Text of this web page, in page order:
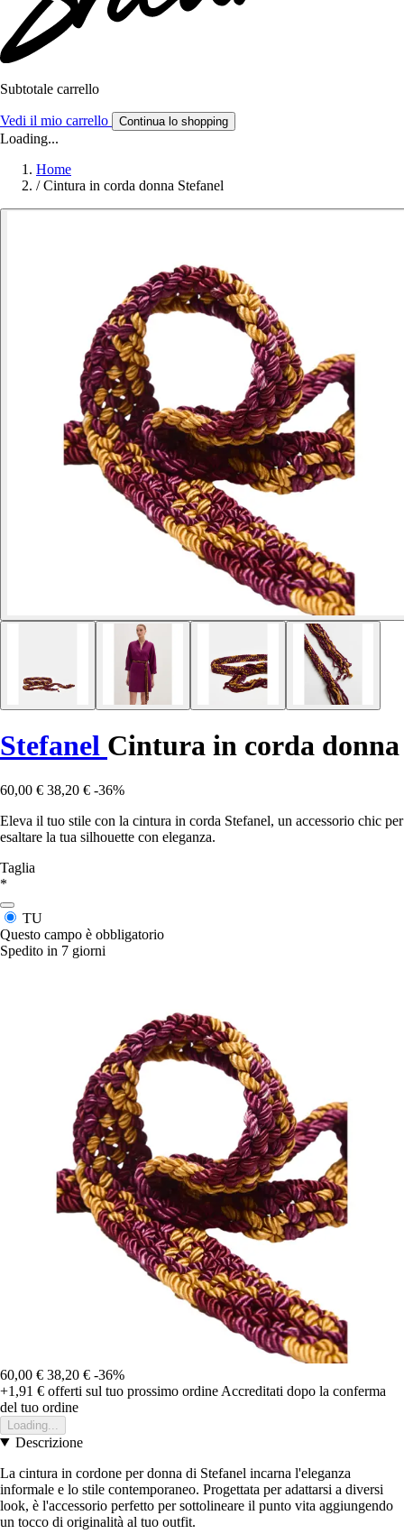
Subtotale carrello
Vedi il mio carrello Continua lo shopping
Loading...
Home
/ Cintura in corda donna Stefanel
Stefanel Cintura in corda donna
60,00 € 38,20 € -36%
Eleva il tuo stile con la cintura in corda Stefanel, un accessorio chic per
esaltare la tua silhouette con eleganza.
Taglia
*
TU
Questo campo è obbligatorio
Spedito in 7 giorni
60,00 € 38,20 € -36%
+1,91 € offerti sul tuo prossimo ordine Accreditati dopo la conferma
del tuo ordine
Loading...
Descrizione
La cintura in cordone per donna di Stefanel incarna l'eleganza
informale e lo stile contemporaneo. Progettata per adattarsi a diversi
look, è l'accessorio perfetto per sottolineare il punto vita aggiungendo
un tocco di originalità al tuo outfit.